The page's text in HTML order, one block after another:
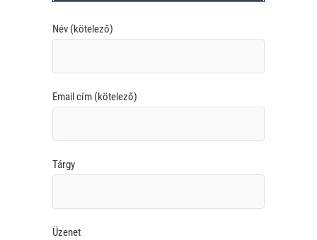
Név (kötelező)
Email cím (kötelező)
Tárgy
Üzenet